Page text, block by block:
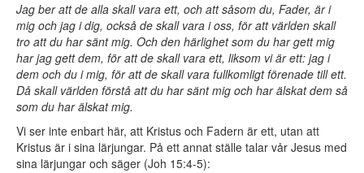
Jag ber att de alla skall vara ett, och att såsom du, Fader, är i
mig och jag i dig, också de skall vara i oss, för att världen skall
tro att du har sänt mig. Och den härlighet som du har gett mig
har jag gett dem, för att de skall vara ett, liksom vi är ett: jag i
dem och du i mig, för att de skall vara fullkomligt förenade till ett.
Då skall världen förstå att du har sänt mig och har älskat dem så
som du har älskat mig.
Vi ser inte enbart här, att Kristus och Fadern är ett, utan att
Kristus är i sina lärjungar. På ett annat ställe talar vår Jesus med
sina lärjungar och säger (Joh 15:4-5):